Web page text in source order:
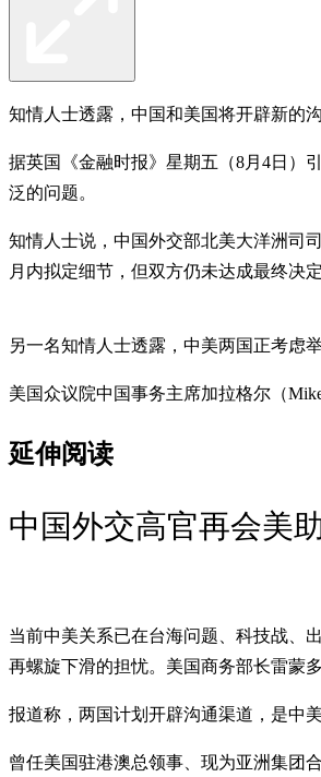
知情人士透露，中国和美国将开辟新的
据英国《金融时报》星期五（8月4日）
泛的问题。
知情人士说，中国外交部北美大洋洲司
月内拟定细节，但双方仍未达成最终决定
另一名知情人士透露，中美两国正考虑
美国众议院中国事务主席加拉格尔（
延伸阅读
中国外交高官再会美
当前中美关系已在台海问题、科技战、
再螺旋下滑的担忧。美国商务部长雷蒙
报道称，两国计划开辟沟通渠道，是中
曾任美国驻港澳总领事、现为亚洲集团